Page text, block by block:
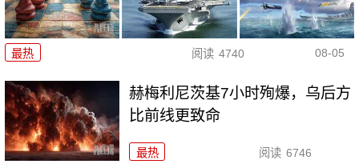
最热 阅读 4740 08-05
赫梅利尼茨基7小时殉爆，乌后方
比前线更致命
最热 阅读 6746